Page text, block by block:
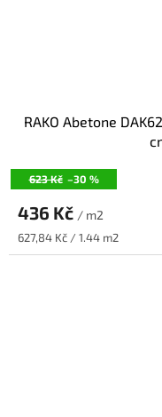
623 Kč –30 %
RAKO Abetone
436 Kč / m2
Měrná
cena:
627,84 Kč / 1.44 m2